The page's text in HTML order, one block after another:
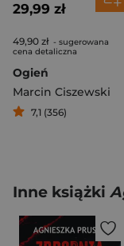
29,99 zł
49,90 zł - sugerowana
cena detaliczna
Ogień
Marcin Ciszewski
7,1 (356)
Inne książki